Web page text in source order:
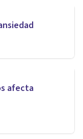
afecta